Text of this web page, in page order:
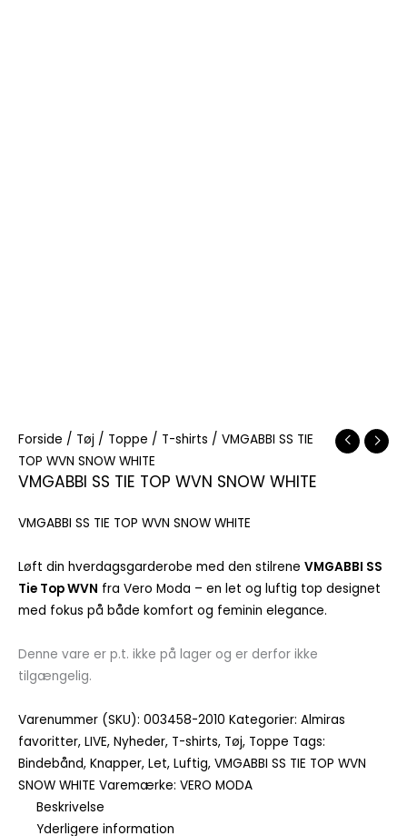
Forside / Tøj / Toppe / T-shirts / VMGABBI SS TIE
TOP WVN SNOW WHITE
VMGABBI SS TIE TOP WVN SNOW WHITE
VMGABBI SS TIE TOP WVN SNOW WHITE
Løft din hverdagsgarderobe med den stilrene VMGABBI SS
Tie Top WVN fra Vero Moda – en let og luftig top designet
med fokus på både komfort og feminin elegance.
Denne vare er p.t. ikke på lager og er derfor ikke
tilgængelig.
Varenummer (SKU): 003458-2010 Kategorier: Almiras
favoritter, LIVE, Nyheder, T-shirts, Tøj, Toppe Tags:
Bindebånd, Knapper, Let, Luftig, VMGABBI SS TIE TOP WVN
SNOW WHITE Varemærke: VERO MODA
Beskrivelse
Yderligere information